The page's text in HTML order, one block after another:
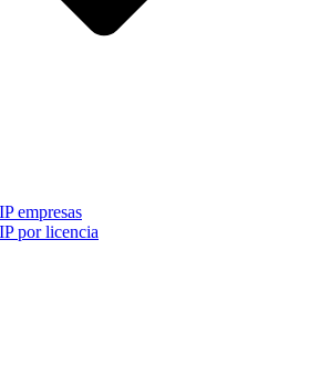
empresas
por licencia